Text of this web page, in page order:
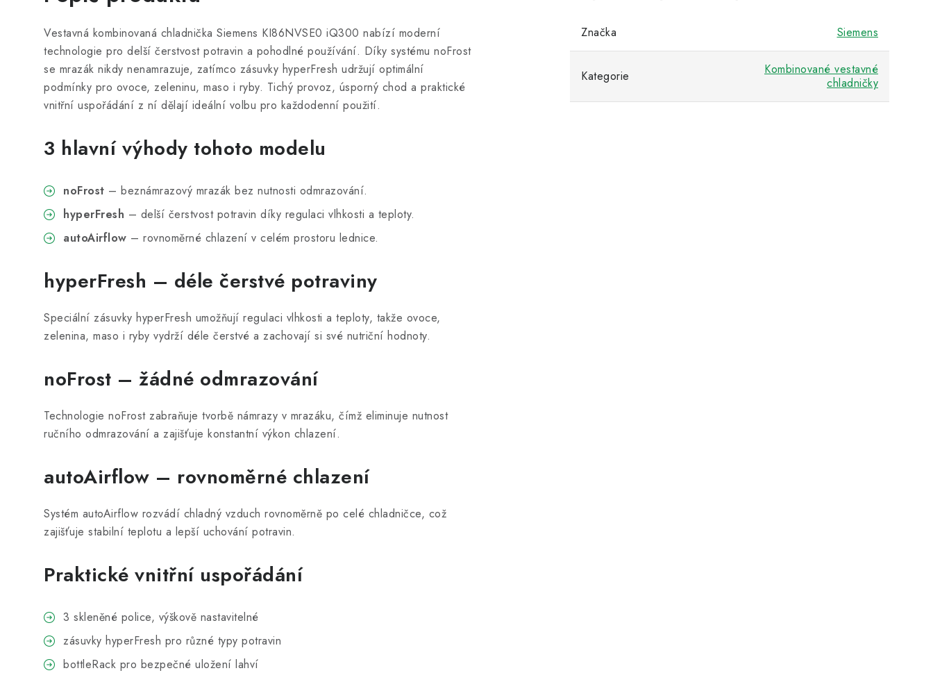
Vestavná kombinovaná chladnička Siemens KI86NVSE0 iQ300 nabízí moderní
technologie pro delší čerstvost potravin a pohodlné používání. Díky systému noFrost
se mrazák nikdy nenamrazuje, zatímco zásuvky hyperFresh udržují optimální
podmínky pro ovoce, zeleninu, maso i ryby. Tichý provoz, úsporný chod a praktické
vnitřní uspořádání z ní dělají ideální volbu pro každodenní použití.
3 hlavní výhody tohoto modelu
noFrost – beznámrazový mrazák bez nutnosti odmrazování.
hyperFresh – delší čerstvost potravin díky regulaci vlhkosti a teploty.
autoAirflow – rovnoměrné chlazení v celém prostoru lednice.
hyperFresh – déle čerstvé potraviny
Speciální zásuvky hyperFresh umožňují regulaci vlhkosti a teploty, takže ovoce,
zelenina, maso i ryby vydrží déle čerstvé a zachovají si své nutriční hodnoty.
noFrost – žádné odmrazování
Technologie noFrost zabraňuje tvorbě námrazy v mrazáku, čímž eliminuje nutnost
ručního odmrazování a zajišťuje konstantní výkon chlazení.
autoAirflow – rovnoměrné chlazení
Systém autoAirflow rozvádí chladný vzduch rovnoměrně po celé chladničce, což
zajišťuje stabilní teplotu a lepší uchování potravin.
Praktické vnitřní uspořádání
3 skleněné police, výškově nastavitelné
zásuvky hyperFresh pro různé typy potravin
bottleRack pro bezpečné uložení lahví
Značka Siemens
Kategorie
Kombinované vestavné
chladničky